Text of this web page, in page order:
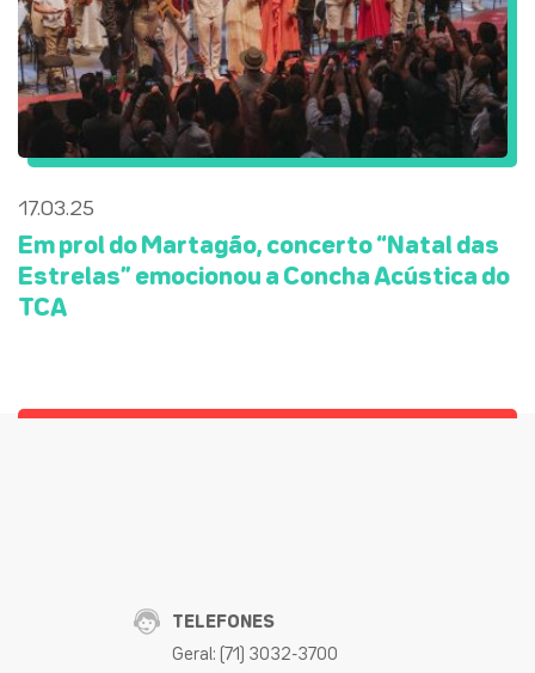
17.03.25
Em prol do Martagão, concerto “Natal das
Estrelas” emocionou a Concha Acústica do
TCA
TELEFONES
Geral: (71) 3032-3700